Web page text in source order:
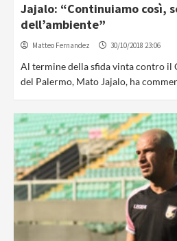
Jajalo: “Continuiamo così,
dell’ambiente”
Matteo Fernandez 30/10/2018 23:06
Al termine della sfida vinta contro il
del Palermo, Mato Jajalo, ha